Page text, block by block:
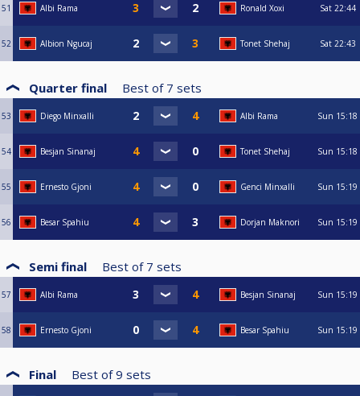
51 Albi Rama Ronald Xoxi Sat 22:44
52 Albion Ngucaj Tonet Shehaj Sat 22:43
Quarter final Best of 7 sets
53 Diego Minxalli Albi Rama Sun 15:18
54 Besjan Sinanaj Tonet Shehaj Sun 15:18
55 Ernesto Gjoni Genci Minxalli Sun 15:19
56 Besar Spahiu Dorjan Maknori Sun 15:19
Semi final Best of 7 sets
57 Albi Rama Besjan Sinanaj Sun 15:19
58 Ernesto Gjoni Besar Spahiu Sun 15:19
Final Best of9 sets